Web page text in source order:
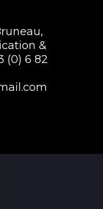
&
(0) 6 82